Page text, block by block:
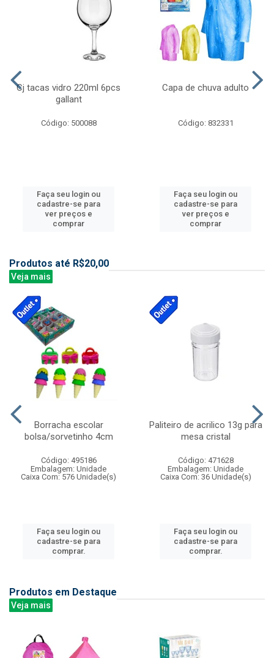
Cj tacas vidro 220ml 6pcs
gallant
Código: 500088
Faça seu login ou
cadastre-se para
ver preços e
comprar
Capa de chuva adulto
Código: 832331
Faça seu login ou
cadastre-se para
ver preços e
comprar
Produtos até R$20,00
Veja mais
Borracha escolar
bolsa/sorvetinho 4cm
Código: 495186
Embalagem: Unidade
Caixa Com: 576 Unidade(s)
Faça seu login ou
cadastre-se para
comprar.
Paliteiro de acrilico 13g para
mesa cristal
Código: 471628
Embalagem: Unidade
Caixa Com: 36 Unidade(s)
Faça seu login ou
cadastre-se para
comprar.
Produtos em Destaque
Veja mais